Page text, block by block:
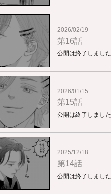
2026/02/19
第16話
公開は終了しました
2026/01/15
第15話
公開は終了しました
2025/12/18
第14話
公開は終了しました